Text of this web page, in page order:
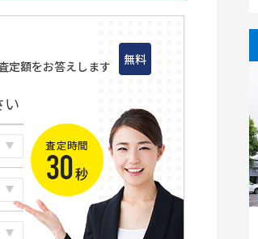
定額をお答えします 無料
い